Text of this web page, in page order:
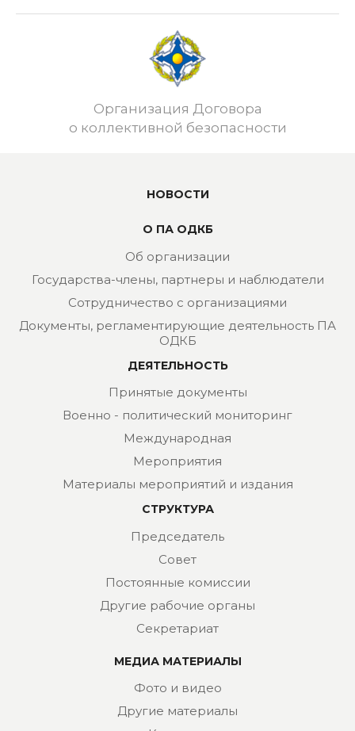
Организация Договора
о коллективной безопасности
НОВОСТИ
О ПА ОДКБ
Об организации
Государства-члены, партнеры и наблюдатели
Сотрудничество с организациями
Документы, регламентирующие деятельность ПА
ОДКБ
ДЕЯТЕЛЬНОСТЬ
Принятые документы
Военно - политический мониторинг
Международная
Мероприятия
Материалы мероприятий и издания
СТРУКТУРА
Председатель
Совет
Постоянные комиссии
Другие рабочие органы
Секретариат
МЕДИА МАТЕРИАЛЫ
Фото и видео
Другие материалы